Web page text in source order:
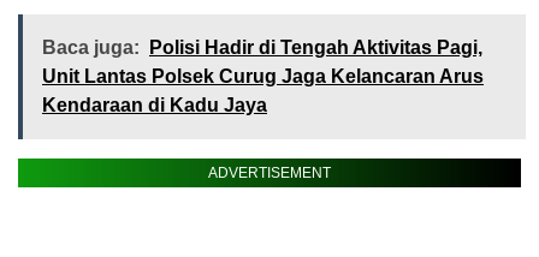
Baca juga:
Polisi Hadir di Tengah Aktivitas Pagi,
Unit Lantas Polsek Curug Jaga Kelancaran Arus
Kendaraan di Kadu Jaya
ADVERTISEMENT